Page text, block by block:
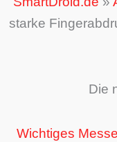
starke
Die
Wichtiges